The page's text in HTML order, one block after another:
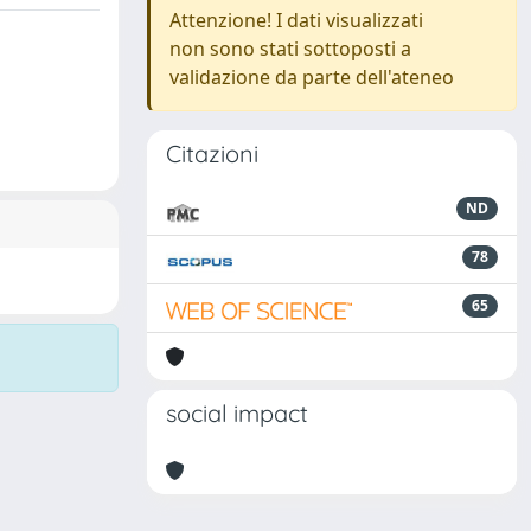
Attenzione! I dati visualizzati
non sono stati sottoposti a
validazione da parte dell'ateneo
Citazioni
ND
78
65
social impact